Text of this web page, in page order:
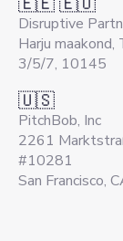
Disruptive
Harju maakond,
3/5/7, 10145
🇺🇸
PitchBob, Inc
2261
#10281
San Francisco,